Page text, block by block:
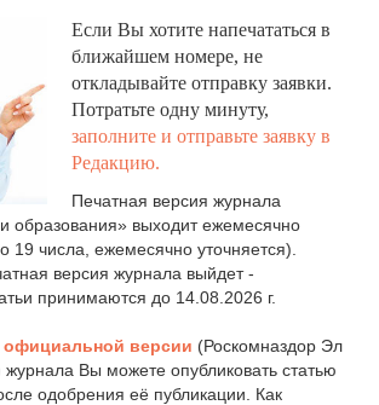
Если Вы хотите напечататься в
ближайшем номере, не
откладывайте отправку заявки.
Потратьте одну минуту,
заполните и отправьте заявку в
Редакцию.
Печатная версия журнала
образования» выходит ежемесячно
19 числа, ежемесячно уточняется).
версия журнала выйдет -
принимаются до 14.08.2026 г.
официальной версии (Роскомназдор Эл
Вы можете опубликовать статью
одобрения её публикации. Как